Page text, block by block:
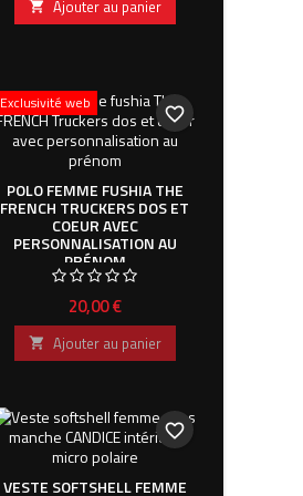
 Ajouter au panier
Exclusivité web
POLO FEMME FUSHIA THE
FRENCH TRUCKERS DOS ET
COEUR AVEC
PERSONNALISATION AU
PRÉNOM
Prix
20,00 €
 Ajouter au panier
favorite_border
VESTE SOFTSHELL FEMME
favorite_border